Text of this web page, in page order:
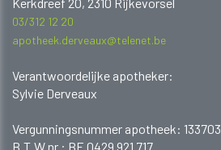
03/312 12 20
apotheek.derveaux@telenet.be
Verantwoordelijke apotheker:
Sylvie Derveaux
​​​​​​Vergunningsnummer apotheek: 133703
B.T.W.nr.: BE 0429 921 717